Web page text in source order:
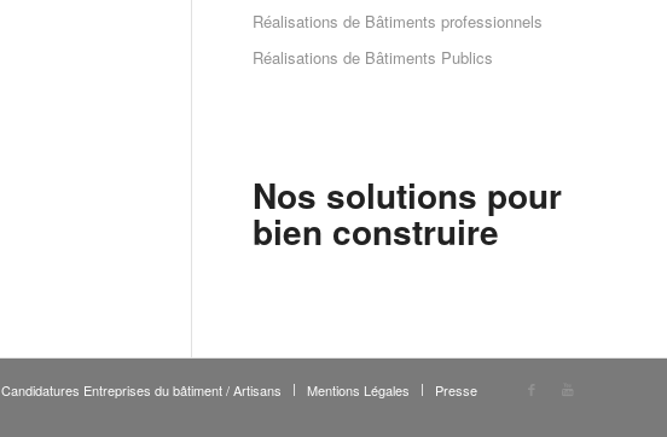
Réalisations de Bâtiments professionnels
Réalisations de Bâtiments Publics
Nos solutions pour
bien construire
Candidatures Entreprises du bâtiment / Artisans Mentions Légales Presse